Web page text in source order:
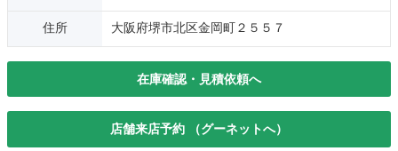
住所 大阪府堺市北区金岡町２５５７
在庫確認・見積依頼へ
店舗来店予約 （グーネットへ）